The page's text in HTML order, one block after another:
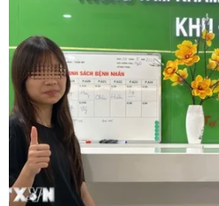
Cảnh báo mưa cường độ
100mm tại Bắc Bộ, Thanh
Nghệ An
06/08/2026 10:23
Mưa lớn kéo dài gây nhiều
về nhà ở, giao thông tại tỉnh